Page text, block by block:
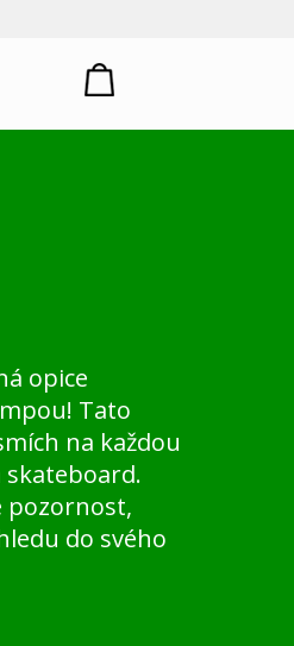
opice
Tato
na každou
pozornost,
do svého